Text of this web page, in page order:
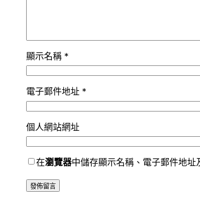
顯示名稱 *
電子郵件地址 *
個人網站網址
在瀏覽器中儲存顯示名稱、電子郵件地址